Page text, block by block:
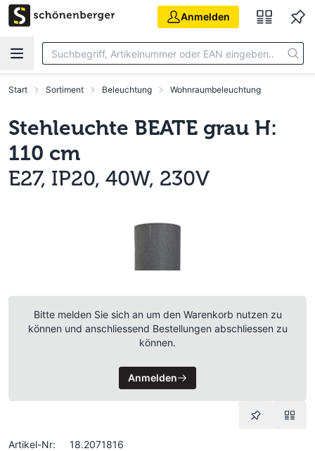
Zum Hauptinhalt springen
Anmelden
Start Sortiment Beleuchtung Wohnraumbeleuchtung
Stehleuchte BEATE grau H:
110 cm
E27, IP20, 40W, 230V
Bitte melden Sie sich an um den Warenkorb nutzen zu
können und anschliessend Bestellungen abschliessen zu
können.
Anmelden
Artikel-Nr:
18.2071816